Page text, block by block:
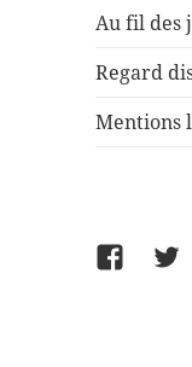
Au fil des
Regard
Mentions
Facebook